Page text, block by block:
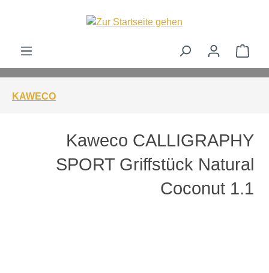
KAWECO
Kaweco CALLIGRAPHY
SPORT Griffstück Natural
Coconut 1.1